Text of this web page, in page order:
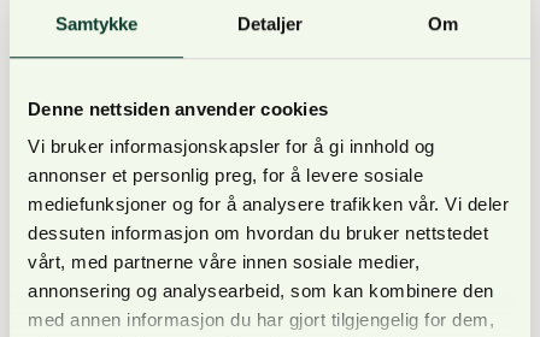
Samtykke Detaljer Om
Denne nettsiden anvender cookies
Vi bruker informasjonskapsler for å gi innhold og
annonser et personlig preg, for å levere sosiale
mediefunksjoner og for å analysere trafikken vår. Vi deler
dessuten informasjon om hvordan du bruker nettstedet
vårt, med partnerne våre innen sosiale medier,
annonsering og analysearbeid, som kan kombinere den
med annen informasjon du har gjort tilgjengelig for dem,
medlemmer.
Medlemmer kan melde seg på via
følgende skjema.
Alle påmeldte vil få Teams-lenke tilsendt dagen før
møtet.